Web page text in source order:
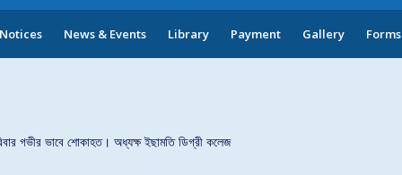
Notices News & Events Library Payment Gallery Forms
গভীর ভাবে শোকাহত। অধ্যক্ষ ইছামতি ডিগ্রী কলেজ